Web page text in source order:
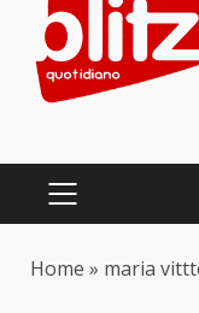
content
PRIMARY
Home » maria